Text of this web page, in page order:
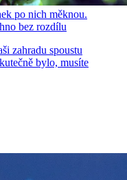
po nich měknou.
bez rozdílu
zahradu spoustu
bylo, musíte